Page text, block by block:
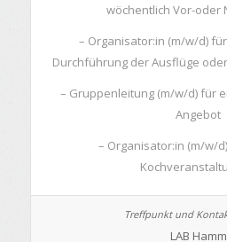
wöchentlich Vor-oder
– Organisator:in (m/w/d)
Durchführung der Ausflüge
– Gruppenleitung (m/w/d) für
Angebot
– Organisator:in (m/w/
LAB Hamm